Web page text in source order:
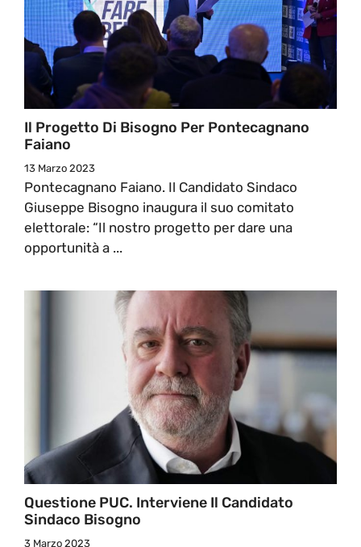
Il Progetto Di Bisogno Per Pontecagnano
Faiano
13 Marzo 2023
Pontecagnano Faiano. Il Candidato Sindaco
Giuseppe Bisogno inaugura il suo comitato
elettorale: “Il nostro progetto per dare una
opportunità a ...
Questione PUC. Interviene Il Candidato
Sindaco Bisogno
3 Marzo 2023